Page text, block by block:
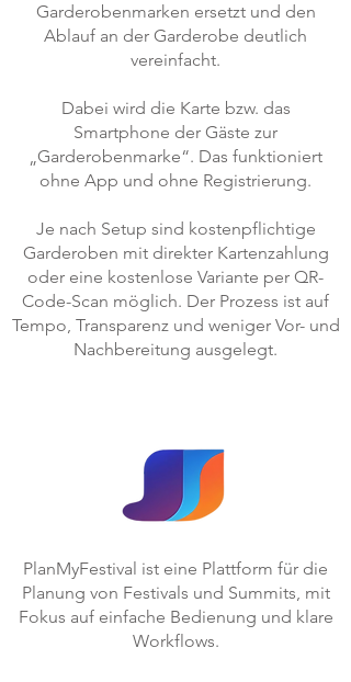
Garderobenmarken ersetzt und den
Ablauf an der Garderobe deutlich
vereinfacht.
Dabei wird die Karte bzw. das
Smartphone der Gäste zur
„Garderobenmarke“. Das funktioniert
ohne App und ohne Registrierung.
Je nach Setup sind kostenpflichtige
Garderoben mit direkter Kartenzahlung
oder eine kostenlose Variante per QR-
Code-Scan möglich. Der Prozess ist auf
Tempo, Transparenz und weniger Vor- und
Nachbereitung ausgelegt.
PlanMyFestival ist eine Plattform für die
Planung von Festivals und Summits, mit
Fokus auf einfache Bedienung und klare
Workflows.